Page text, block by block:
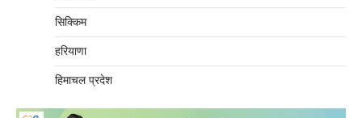
सिक्किम
हरियाणा
हिमाचल प्रदेश